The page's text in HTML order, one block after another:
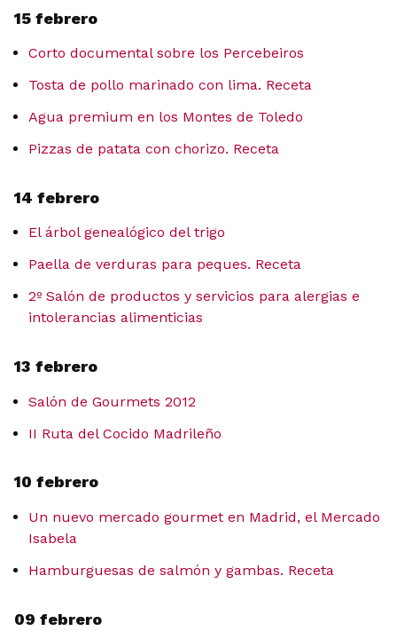
15 febrero
Corto documental sobre los Percebeiros
Tosta de pollo marinado con lima. Receta
Agua premium en los Montes de Toledo
Pizzas de patata con chorizo. Receta
14 febrero
El árbol genealógico del trigo
Paella de verduras para peques. Receta
2º Salón de productos y servicios para alergias e
intolerancias alimenticias
13 febrero
Salón de Gourmets 2012
II Ruta del Cocido Madrileño
10 febrero
Un nuevo mercado gourmet en Madrid, el Mercado
Isabela
Hamburguesas de salmón y gambas. Receta
09 febrero